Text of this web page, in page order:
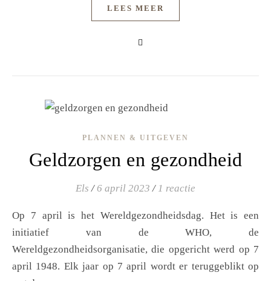
LEES MEER
PLANNEN & UITGEVEN
Geldzorgen en gezondheid
Els / 6 april 2023 / 1 reactie
Op 7 april is het Wereldgezondheidsdag. Het is een
initiatief van de WHO, de
Wereldgezondheidsorganisatie, die opgericht werd op 7
april 1948. Elk jaar op 7 april wordt er teruggeblikt op